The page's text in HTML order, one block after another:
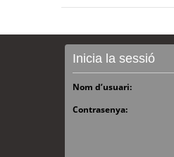
Inicia la sessió
Nom d’usuari:
Contrasenya: